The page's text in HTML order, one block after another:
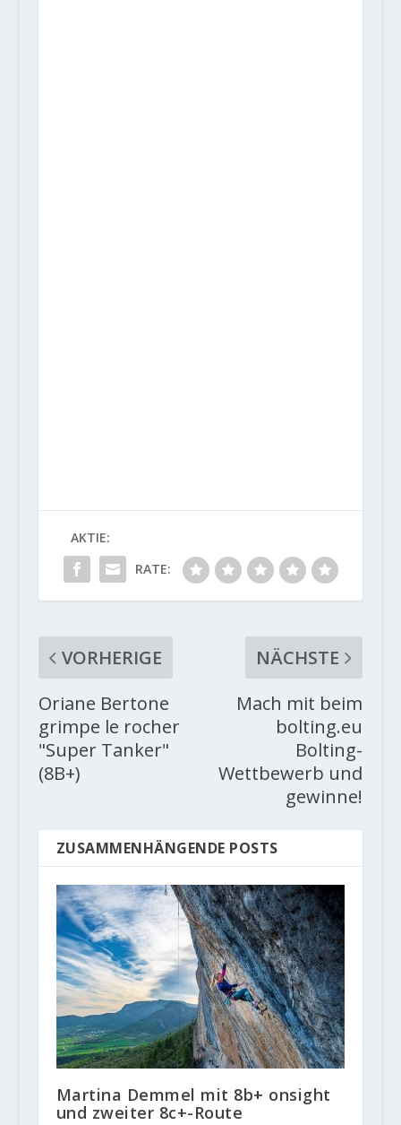
AKTIE:
RATE:
VORHERIGE
Oriane Bertone
grimpe le rocher
"Super Tanker"
(8B+)
NÄCHSTE
Mach mit beim
bolting.eu
Bolting-
Wettbewerb und
gewinne!
ZUSAMMENHÄNGENDE POSTS
Martina Demmel mit 8b+ onsight
und zweiter 8c+-Route